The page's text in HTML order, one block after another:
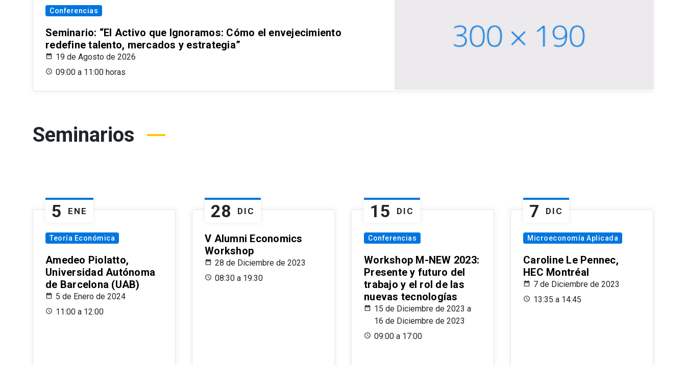
Conferencias
Seminario: “El Activo que Ignoramos: Cómo el envejecimiento
redefine talento, mercados y estrategia”
19 de Agosto de 2026
09:00 a 11:00 horas
Seminarios
5 ENE
Teoría Económica
Amedeo Piolatto,
Universidad Autónoma
de Barcelona (UAB)
5 de Enero de 2024
11:00 a 12:00
28 DIC
V Alumni Economics
Workshop
28 de Diciembre de 2023
08:30 a 19:30
15 DIC
Conferencias
Workshop M-NEW 2023:
Presente y futuro del
trabajo y el rol de las
nuevas tecnologías
15 de Diciembre de 2023 a
16 de Diciembre de 2023
09:00 a 17:00
7 DIC
Microeconomía Aplicada
Caroline Le Pennec,
HEC Montréal
7 de Diciembre de 2023
13:35 a 14:45